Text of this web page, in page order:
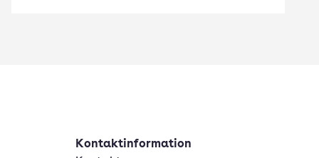
Kontaktinformation